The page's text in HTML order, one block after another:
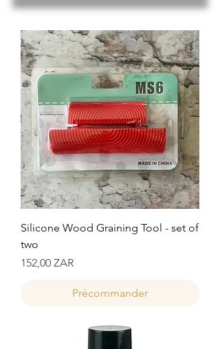
Silicone Wood Graining Tool - set of
two
Prix
152,00 ZAR
Précommander